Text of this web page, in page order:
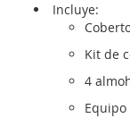
Incluye:
Kit de
4